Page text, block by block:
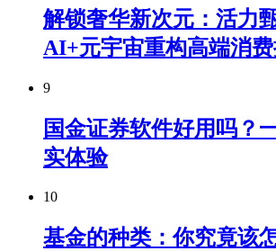
解锁奢华新次元：活
AI+元宇宙重构高端消
9
国金证券软件好用吗？
实体验
10
基金的种类：你究竟该